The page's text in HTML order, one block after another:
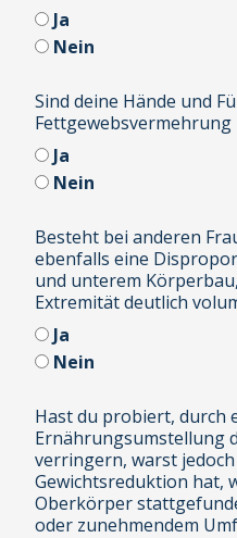
Ja
Nein
Sind deine Hände und
Ja
Nein
Besteht bei anderen
ebenfalls eine
und unterem
Extremität deutlich
Ja
Nein
Hast du probiert, durch
Ernährungsumstellung
verringern, warst
Gewichtsreduktion hat,
Oberkörper
oder zunehmendem